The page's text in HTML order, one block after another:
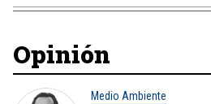
Opinión
Medio Ambiente